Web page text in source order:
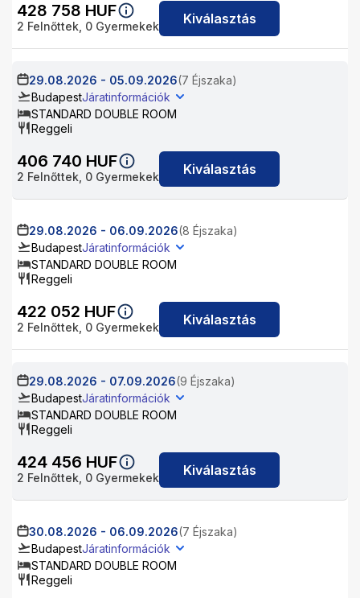
428 758 HUF
2 Felnőttek, 0 Gyermekek Kiválasztás
29.08.2026 - 05.09.2026(7 Éjszaka)
BudapestJáratinformációk
STANDARD DOUBLE ROOM
Reggeli
406 740 HUF
2 Felnőttek, 0 Gyermekek Kiválasztás
29.08.2026 - 06.09.2026(8 Éjszaka)
BudapestJáratinformációk
STANDARD DOUBLE ROOM
Reggeli
422 052 HUF
2 Felnőttek, 0 Gyermekek Kiválasztás
29.08.2026 - 07.09.2026(9 Éjszaka)
BudapestJáratinformációk
STANDARD DOUBLE ROOM
Reggeli
424 456 HUF
2 Felnőttek, 0 Gyermekek Kiválasztás
30.08.2026 - 06.09.2026(7 Éjszaka)
BudapestJáratinformációk
STANDARD DOUBLE ROOM
Reggeli